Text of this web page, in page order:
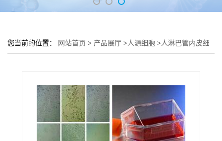
您当前的位置： 网站首页 > 产品展厅 >人源细胞 >人淋巴管内皮细